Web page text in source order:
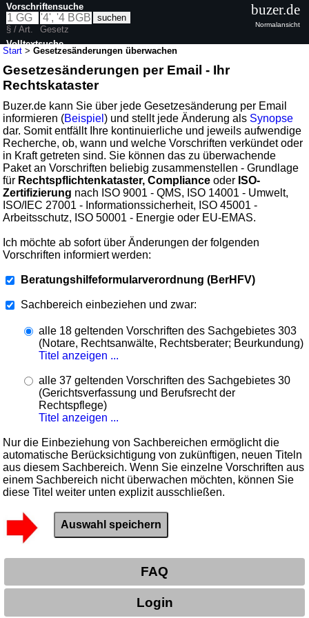
Start >Gesetzesänderungen überwachen
Gesetzesänderungen per Email - Ihr
Rechtskataster
Buzer.de kann Sie über jede Gesetzesänderung per Email
informieren (Beispiel) und stellt jede Änderung als Synopse
dar. Somit entfällt Ihre kontinuierliche und jeweils aufwendige
Recherche, ob, wann und welche Vorschriften verkündet oder
in Kraft getreten sind. Sie können das zu überwachende
Paket an Vorschriften beliebig zusammenstellen - Grundlage
für Rechtspflichtenkataster, Compliance oder ISO-
Zertifizierung nach ISO 9001 - QMS, ISO 14001 - Umwelt,
ISO/IEC 27001 - Informationssicherheit, ISO 45001 -
Arbeitsschutz, ISO 50001 - Energie oder EU-EMAS.
Ich möchte ab sofort über Änderungen der folgenden
Vorschriften informiert werden:
Beratungshilfeformularverordnung (BerHFV)
Sachbereich einbeziehen und zwar:
alle 18 geltenden Vorschriften des Sachgebietes 303
(Notare, Rechtsanwälte, Rechtsberater; Beurkundung)
Titel anzeigen ...
alle 37 geltenden Vorschriften des Sachgebietes 30
(Gerichtsverfassung und Berufsrecht der
Rechtspflege)
Titel anzeigen ...
Nur die Einbeziehung von Sachbereichen ermöglicht die
automatische Berücksichtigung von zukünftigen, neuen Titeln
aus diesem Sachbereich. Wenn Sie einzelne Vorschriften aus
einem Sachbereich nicht überwachen möchten, können Sie
diese Titel weiter unten explizit ausschließen.
FAQ
Login
Vorschriftensuche
§ / Art.
Gesetz
Volltextsuche
buzer.de
Normalansicht